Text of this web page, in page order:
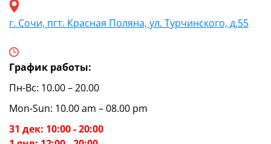
г. Сочи, пгт. Красная Поляна, ул. Турчинского, д.55
График работы:
Пн-Вс: 10.00 – 20.00
Mon-Sun: 10.00 am – 08.00 pm
31 дек: 10:00 - 20:00